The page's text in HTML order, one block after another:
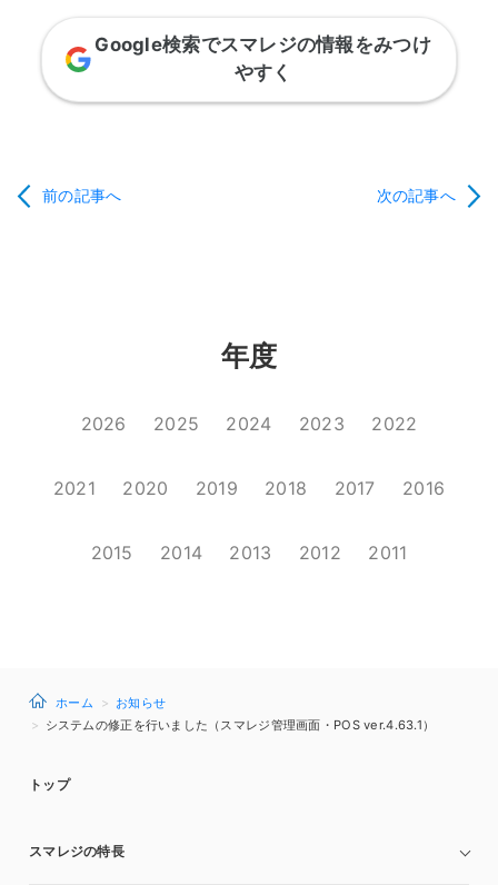
Google検索でスマレジの情報をみつけ
やすく
前の記事へ 次の記事へ
年度
2026 2025 2024 2023 2022
2021 2020 2019 2018 2017 2016
2015 2014 2013 2012 2011
ホーム
お知らせ
システムの修正を行いました（スマレジ管理画面・POS ver.4.63.1）
トップ
スマレジの特長